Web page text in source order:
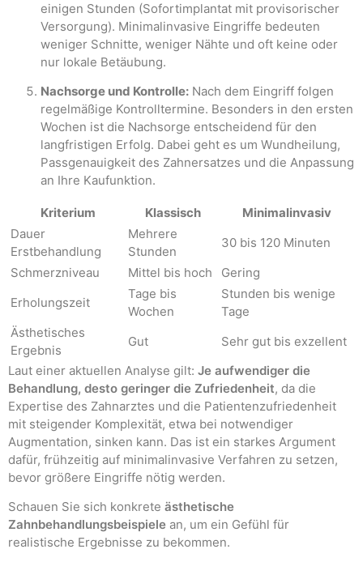
einigen Stunden (Sofortimplantat mit provisorischer
Versorgung). Minimalinvasive Eingriffe bedeuten
weniger Schnitte, weniger Nähte und oft keine oder
nur lokale Betäubung.
Nachsorge und Kontrolle: Nach dem Eingriff folgen
regelmäßige Kontrolltermine. Besonders in den ersten
Wochen ist die Nachsorge entscheidend für den
langfristigen Erfolg. Dabei geht es um Wundheilung,
Passgenauigkeit des Zahnersatzes und die Anpassung
an Ihre Kaufunktion.
Kriterium Klassisch
Minimalinvasiv
Dauer
Erstbehandlung
Mehrere
Stunden
30 bis 120 Minuten
Schmerzniveau
Mittel bis hoch
Gering
Erholungszeit
Tage bis
Wochen
Stunden bis wenige
Tage
Ästhetisches
Ergebnis
Gut
Sehr gut bis exzellent
Laut einer aktuellen Analyse gilt: Je aufwendiger die
Behandlung, desto geringer die Zufriedenheit, da die
Expertise des Zahnarztes und die Patientenzufriedenheit
mit steigender Komplexität, etwa bei notwendiger
Augmentation, sinken kann. Das ist ein starkes Argument
dafür, frühzeitig auf minimalinvasive Verfahren zu setzen,
bevor größere Eingriffe nötig werden.
Schauen Sie sich konkrete ästhetische
Zahnbehandlungsbeispiele an, um ein Gefühl für
realistische Ergebnisse zu bekommen.